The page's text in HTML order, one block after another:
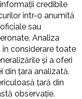
credibile
într-o anumită
sau
Analiza
în considerare toate
și a oferi
din țara analizată.
țară din
observație.